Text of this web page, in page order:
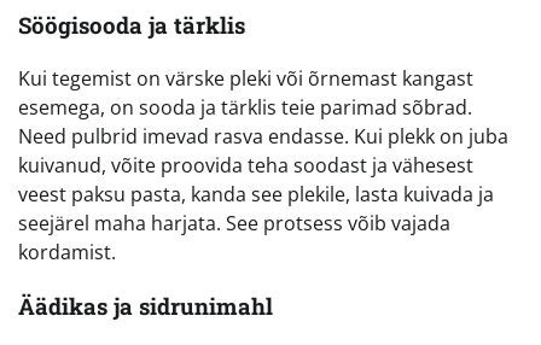
Söögisooda ja tärklis
Kui tegemist on värske pleki või õrnemast kangast
esemega, on sooda ja tärklis teie parimad sõbrad.
Need pulbrid imevad rasva endasse. Kui plekk on juba
kuivanud, võite proovida teha soodast ja vähesest
veest paksu pasta, kanda see plekile, lasta kuivada ja
seejärel maha harjata. See protsess võib vajada
kordamist.
Äädikas ja sidrunimahl